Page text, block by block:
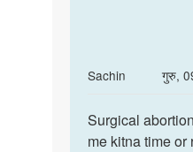
Sachin
गुरु,
to
PEhli
Surgical
abortion
Surgical
me kitna time or